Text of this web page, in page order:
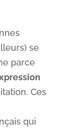
se
parce
Ces
qui